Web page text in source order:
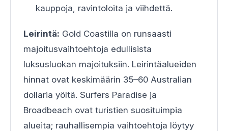
kauppoja, ravintoloita ja viihdettä.
Leirintä: Gold Coastilla on runsaasti
majoitusvaihtoehtoja edullisista
luksusluokan majoituksiin. Leirintäalueiden
hinnat ovat keskimäärin 35–60 Australian
dollaria yöltä. Surfers Paradise ja
Broadbeach ovat turistien suosituimpia
alueita; rauhallisempia vaihtoehtoja löytyy